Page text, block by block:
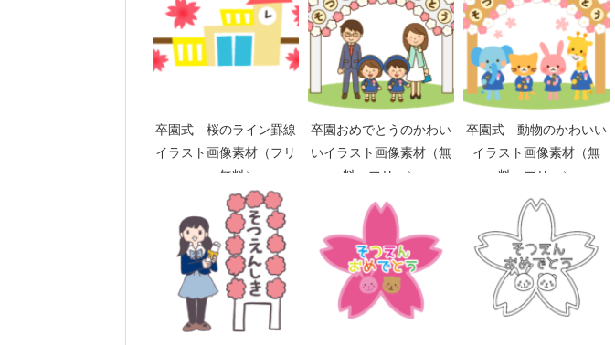
卒園式 桜のライン罫線
イラスト画像素材（フリ
ー、無料）
卒園おめでとうのかわい
いイラスト画像素材（無
料 フリー）
卒園式 動物のかわいい
イラスト画像素材（無
料 フリー）